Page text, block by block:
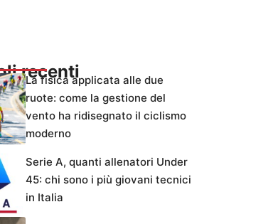
recenti
La fisica applicata alle due
ruote: come la gestione del
vento ha ridisegnato il ciclismo
moderno
Serie A, quanti allenatori Under
45: chi sono i più giovani tecnici
in Italia